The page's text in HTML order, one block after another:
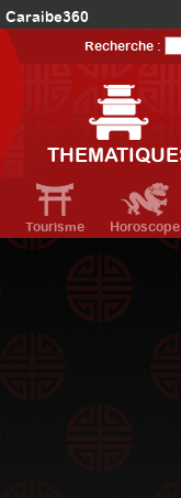
Caraibe360
AmériqueDuNord360
Recherche :
Tourisme Horoscope